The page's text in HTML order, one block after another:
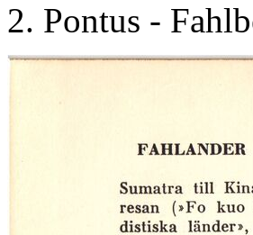
2. Pontus -